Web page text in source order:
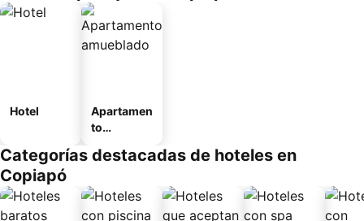
Hotel
Apartamen
to
o
Categorías destacadas de hoteles en
Copiapó